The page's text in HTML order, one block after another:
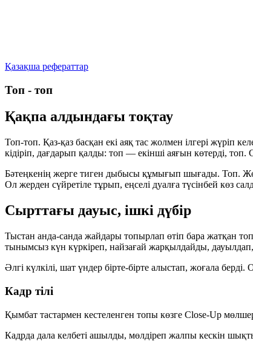
Қазақша рефераттар
Топ - топ
Қақпа алдындағы тоқтау
Топ-топ. Қаз-қаз басқан екі аяқ тас жолмен ілгері жүріп
кідіріп, дағдарып қалды: топ — екінші аяғын көтерді,
Бәтеңкенің жерге тиген дыбысы құмығып шығады. Топ.
Ол жерден сүйретіле тұрып, еңселі дуалға түсінбей көз
Сырттағы дауыс, ішкі дүбір
Тыстан анда-санда жайдары топырлап өтіп бара жатқан
тынымсыз күн күркіреп, найзағай жарқылдайды,
Әлгі күлкілі, шат үндер бірте-бірте алыстап, жоғала
Кадр тілі
Қымбат тастармен кестеленген топы көзге Close-Up
Кадрда дала келбеті ашылды, мөлдіреп жалпы кескін